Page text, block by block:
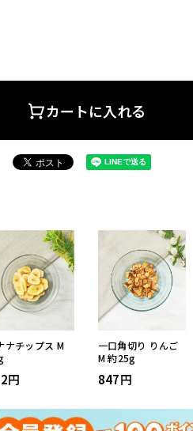
カートに入れる
ナチップス M
一口角切り りんご
M 約25g
847